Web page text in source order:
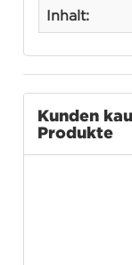
Inhalt:
Kunden
Produkte